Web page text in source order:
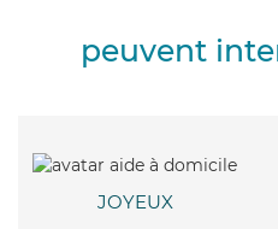
peuvent
JOYEUX